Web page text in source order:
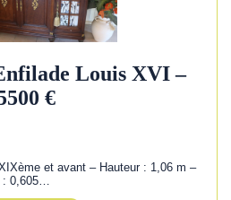
Louis XVI –
€
et avant – Hauteur : 1,06 m –
0,605…